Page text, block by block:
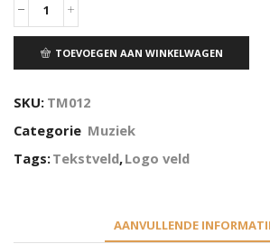
TOEVOEGEN AAN WINKELWAGEN
SKU: TM012
Categorie Muziek
Tags:Tekstveld,Logo veld
AANVULLENDE